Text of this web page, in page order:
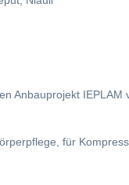
Anbauprojekt
für